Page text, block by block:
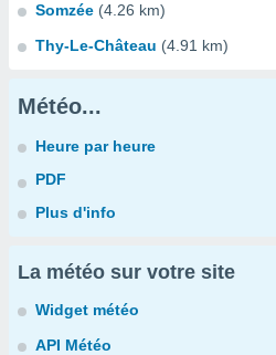
Somzée (4.26 km)
Thy-Le-Château (4.91 km)
Météo...
Heure par heure
PDF
Plus d'info
La météo sur votre site
Widget météo
API Météo